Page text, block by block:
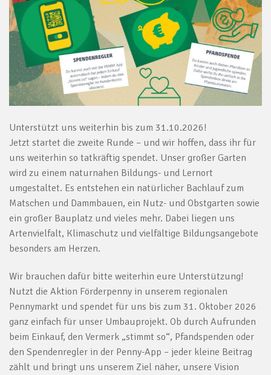
Unterstützt uns weiterhin bis zum 31.10.2026!
Jetzt startet die zweite Runde – und wir hoffen, dass ihr für
uns weiterhin so tatkräftig spendet. Unser großer Garten
wird zu einem naturnahen Bildungs- und Lernort
umgestaltet. Es entstehen ein natürlicher Bachlauf zum
Matschen und Dammbauen, ein Nutz- und Obstgarten sowie
ein großer Bauplatz und vieles mehr. Dabei liegen uns
Artenvielfalt, Klimaschutz und vielfältige Bildungsangebote
besonders am Herzen.
Wir brauchen dafür bitte weiterhin eure Unterstützung!
Nutzt die Aktion Förderpenny in unserem regionalen
Pennymarkt und spendet für uns bis zum 31. Oktober 2026
ganz einfach für unser Umbauprojekt. Ob durch Aufrunden
beim Einkauf, den Vermerk „stimmt so“, Pfandspenden oder
den Spendenregler in der Penny-App – jeder kleine Beitrag
zählt und bringt uns unserem Ziel näher, unsere Vision